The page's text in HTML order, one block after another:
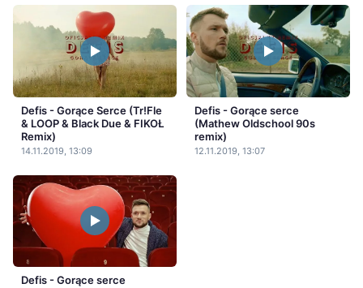
Defis - Gorące Serce (Tr!Fle
& LOOP & Black Due & FIKOŁ
Remix)
14.11.2019, 13:09
Defis - Gorące serce
(Mathew Oldschool 90s
remix)
12.11.2019, 13:07
Defis - Gorące serce